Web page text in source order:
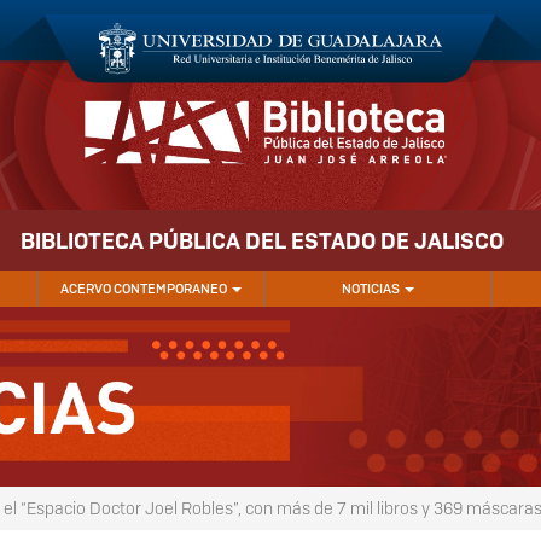
BIBLIOTECA PÚBLICA DEL ESTADO DE JALISCO
ACERVO CONTEMPORANEO NOTICIAS
“Espacio Doctor Joel Robles”, con más de 7 mil libros y 369 máscaras